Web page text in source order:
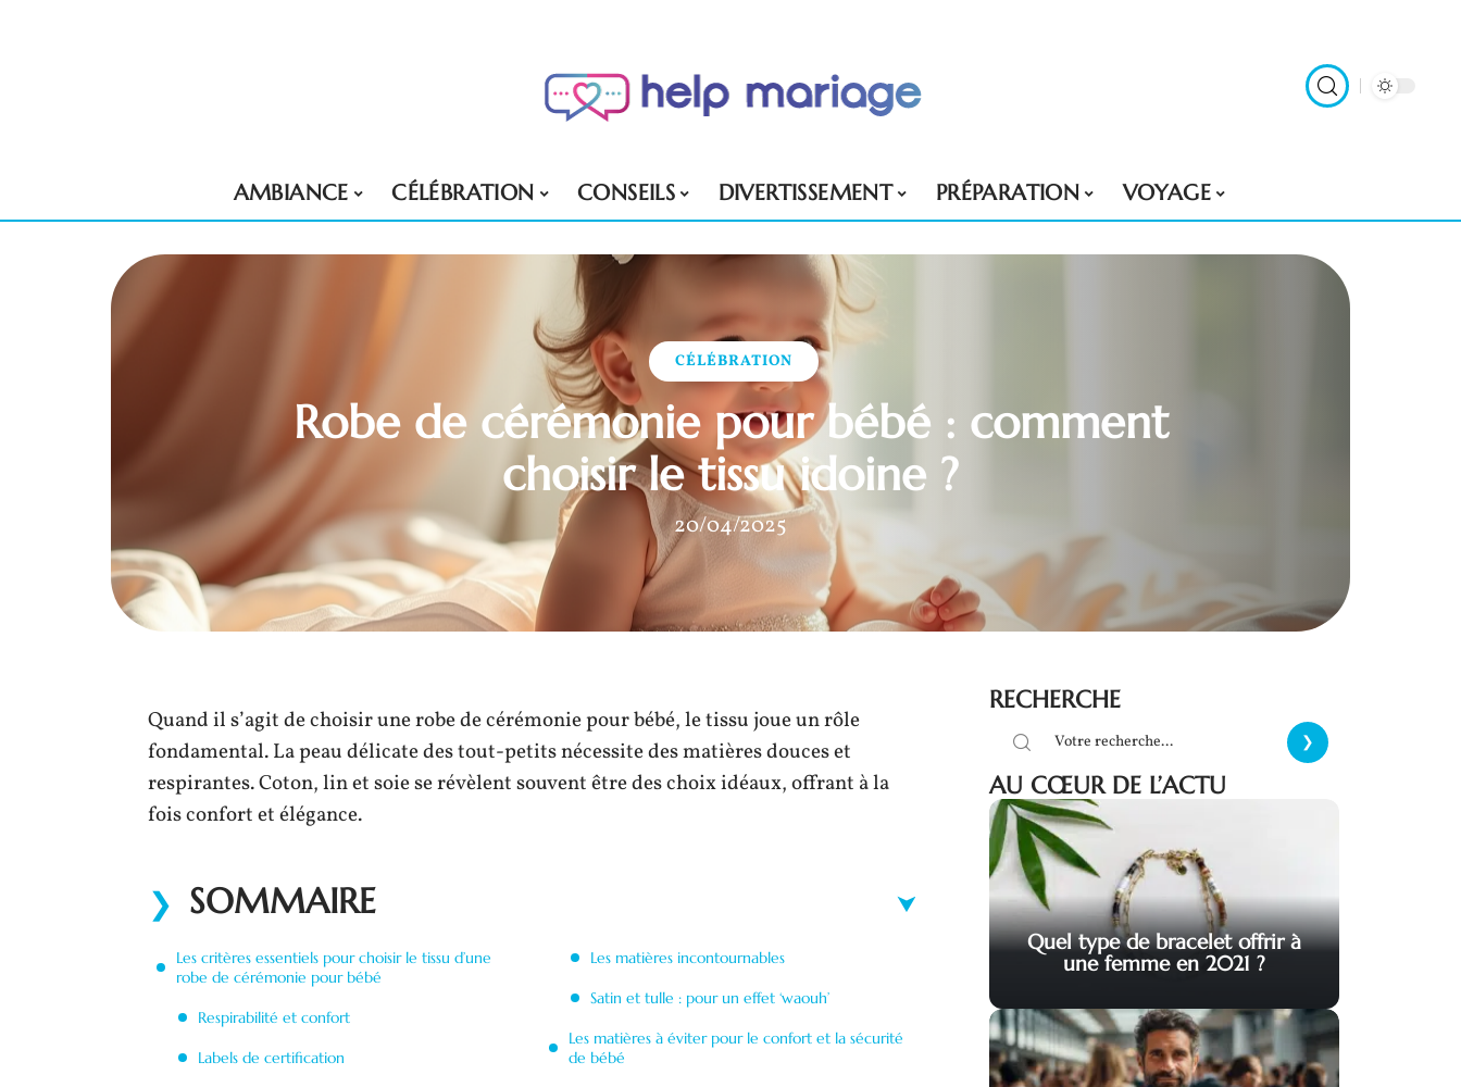
AMBIANCE CÉLÉBRATION CONSEILS DIVERTISSEMENT PRÉPARATION VOYAGE
CÉLÉBRATION
Robe de cérémonie pour bébé : comment
choisir le tissu idoine ?
20/04/2025
Quand il s’agit de choisir une robe de cérémonie pour bébé, le tissu joue un rôle
fondamental. La peau délicate des tout-petits nécessite des matières douces et
respirantes. Coton, lin et soie se révèlent souvent être des choix idéaux, offrant à la
fois confort et élégance.
SOMMAIRE
Les critères essentiels pour choisir le tissu d’une
robe de cérémonie pour bébé
Respirabilité et confort
Labels de certification
Les matières incontournables
Satin et tulle : pour un effet ‘waouh’
Les matières à éviter pour le confort et la sécurité
de bébé
RECHERCHE
AU CŒUR DE L’ACTU
Quel type de bracelet offrir à
une femme en 2021 ?